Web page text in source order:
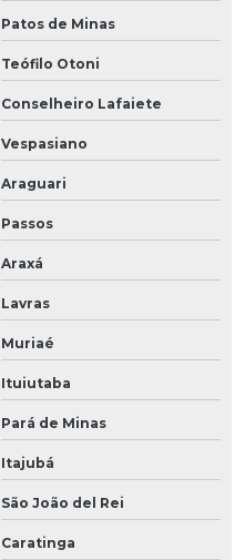
Patos de Minas
Teófilo Otoni
Conselheiro Lafaiete
Vespasiano
Araguari
Passos
Araxá
Lavras
Muriaé
Ituiutaba
Pará de Minas
Itajubá
São João del Rei
Caratinga